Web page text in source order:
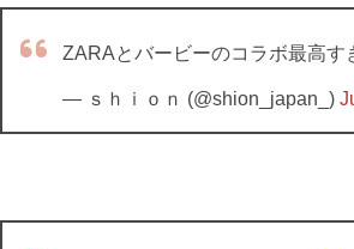
ZARAとバービーのコラボ最高す
— ｓｈｉｏｎ (@shion_japan_)